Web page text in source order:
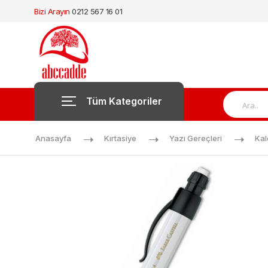
Bizi Arayın 0212 567 16 01
Tüm Kategoriler
Anasayfa Kırtasiye Yazı Gereçleri